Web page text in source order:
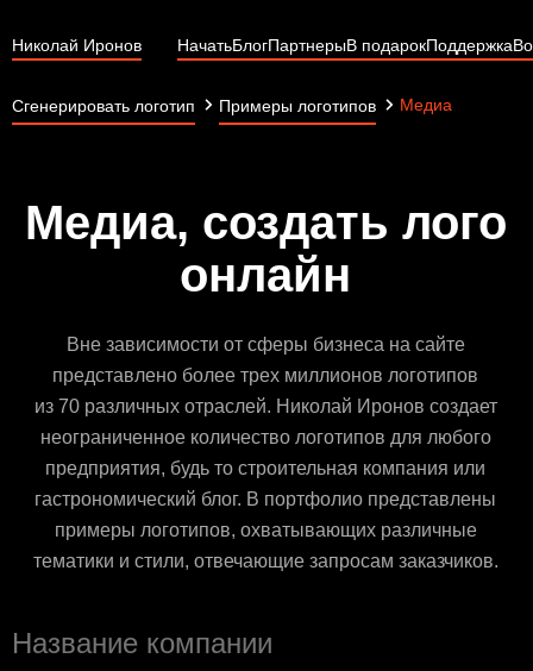
Николай Иронов НачатьБлогПартнерыВ подарокПоддержка
Сгенерировать логотип Примеры логотипов Медиа
Медиа, создать лого
онлайн
Вне зависимости от сферы бизнеса на сайте
представлено более трех миллионов логотипов
из 70 различных отраслей. Николай Иронов создает
неограниченное количество логотипов для любого
предприятия, будь то строительная компания или
гастрономический блог. В портфолио представлены
примеры логотипов, охватывающих различные
тематики и стили, отвечающие запросам заказчиков.